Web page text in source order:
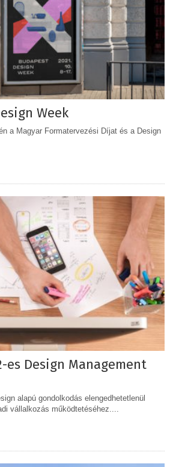
Week
a Magyar Formatervezési Díjat és a Design
es Design Management
alapú gondolkodás elengedhetetlenül
vállalkozás működtetéséhez....